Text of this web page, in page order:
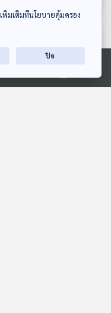
ไทย
พิ่มเติมที่นโยบายคุ้มครอง
ปิด